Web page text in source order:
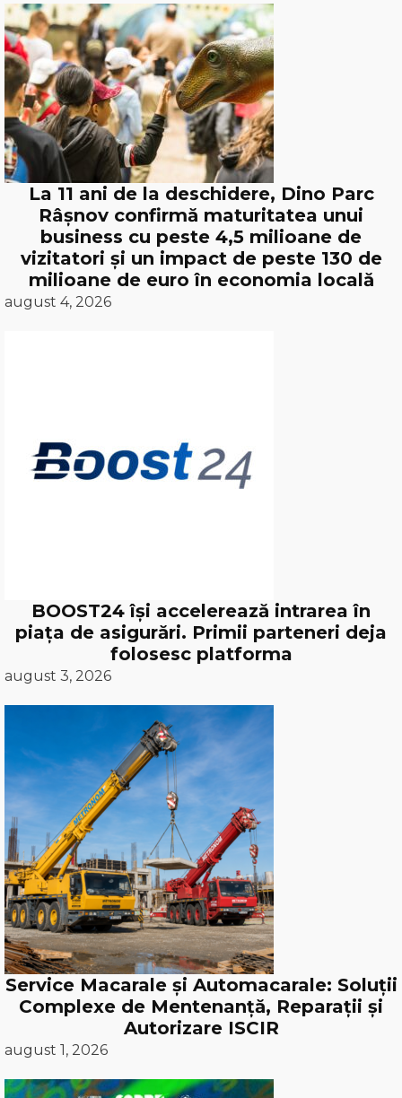
La 11 ani de la deschidere, Dino Parc
Râșnov confirmă maturitatea unui
business cu peste 4,5 milioane de
vizitatori și un impact de peste 130 de
milioane de euro în economia locală
august 4, 2026
BOOST24 își accelerează intrarea în
piața de asigurări. Primii parteneri deja
folosesc platforma
august 3, 2026
Service Macarale și Automacarale: Soluții
Complexe de Mentenanță, Reparații și
Autorizare ISCIR
august 1, 2026